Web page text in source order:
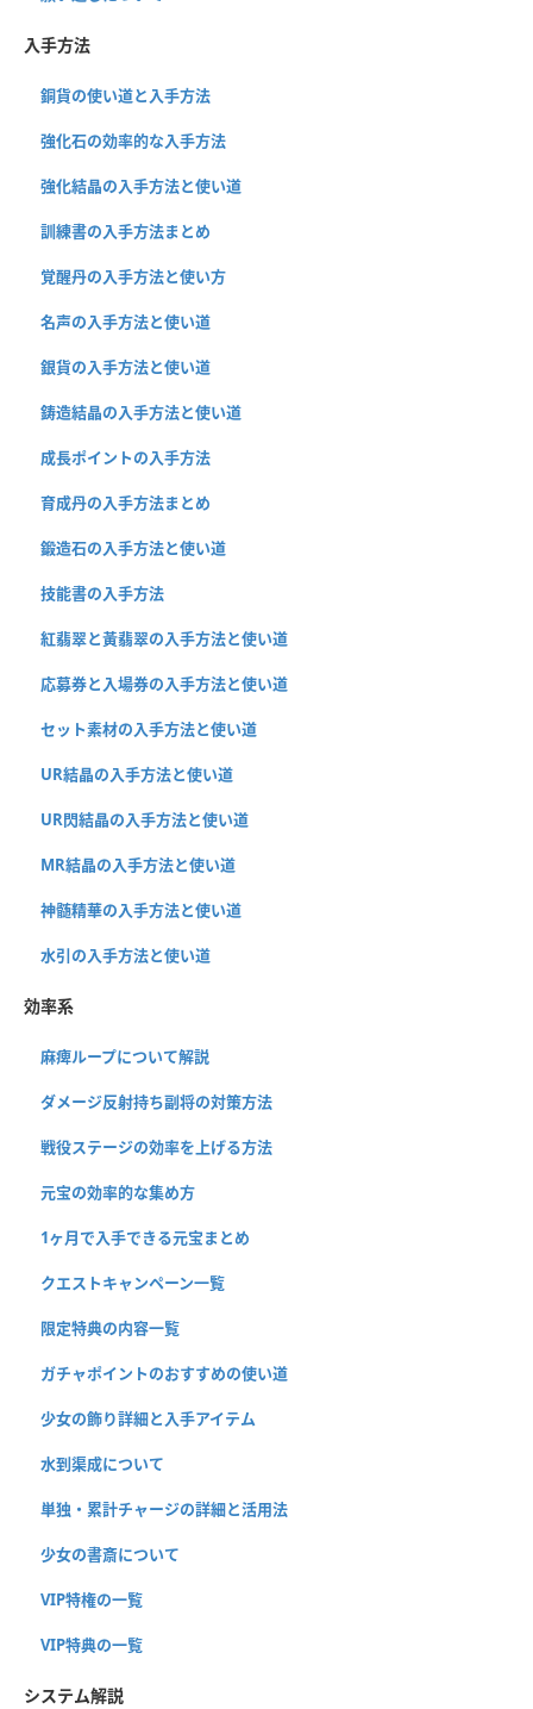
入手方法
銅貨の使い道と入手方法
強化石の効率的な入手方法
強化結晶の入手方法と使い道
訓練書の入手方法まとめ
覚醒丹の入手方法と使い方
名声の入手方法と使い道
銀貨の入手方法と使い道
鋳造結晶の入手方法と使い道
成長ポイントの入手方法
育成丹の入手方法まとめ
鍛造石の入手方法と使い道
技能書の入手方法
紅翡翠と黃翡翠の入手方法と使い道
応募券と入場券の入手方法と使い道
セット素材の入手方法と使い道
UR結晶の入手方法と使い道
UR閃結晶の入手方法と使い道
MR結晶の入手方法と使い道
神髄精華の入手方法と使い道
水引の入手方法と使い道
効率系
麻痺ループについて解説
ダメージ反射持ち副将の対策方法
戦役ステージの効率を上げる方法
元宝の効率的な集め方
1ヶ月で入手できる元宝まとめ
クエストキャンペーン一覧
限定特典の内容一覧
ガチャポイントのおすすめの使い道
少女の飾り詳細と入手アイテム
水到渠成について
単独・累計チャージの詳細と活用法
少女の書斎について
VIP特権の一覧
VIP特典の一覧
システム解説